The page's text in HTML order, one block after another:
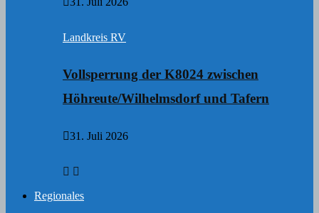
Landkreis RV
Vollsperrung der K8024 zwischen
Höhreute/Wilhelmsdorf und Tafern
31. Juli 2026
Regionales